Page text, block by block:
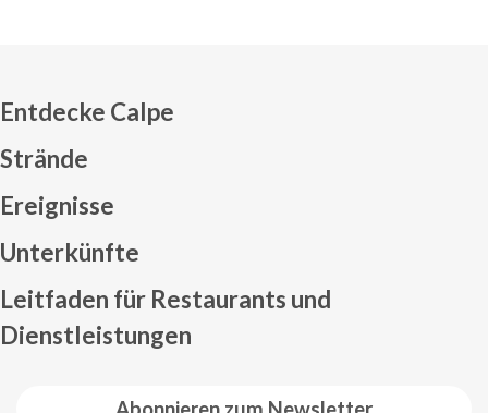
Entdecke Calpe
Strände
Ereignisse
Unterkünfte
Leitfaden für Restaurants und
Dienstleistungen